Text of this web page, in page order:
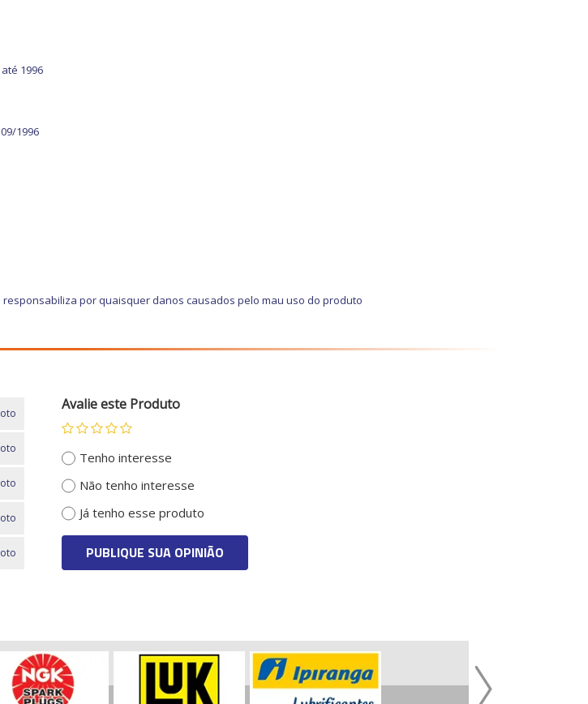
1996
1996
por quaisquer danos causados pelo mau uso do produto
Avalie este Produto
Tenho interesse
Não tenho interesse
Já tenho esse produto
PUBLIQUE SUA OPINIÃO